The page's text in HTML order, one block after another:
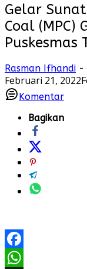
Gelar
Coal (MPC)
Puskesmas
Rasman Ifhandi -
Februari 21, 2022
Komentar
Bagikan
Facebook